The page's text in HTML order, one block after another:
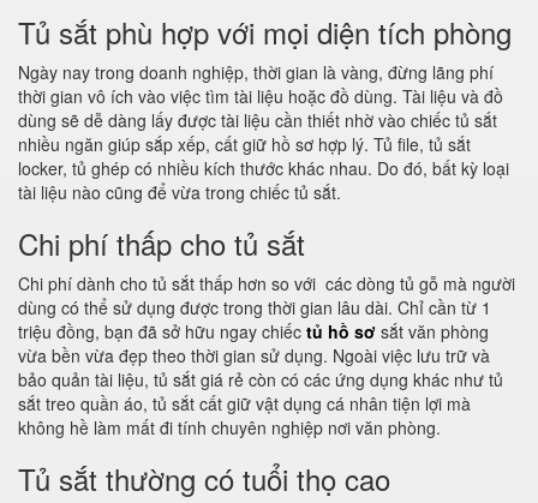
Tủ sắt phù hợp với mọi diện tích phòng
Ngày nay trong doanh nghiệp, thời gian là vàng, đừng lãng phí
thời gian vô ích vào việc tìm tài liệu hoặc đồ dùng. Tài liệu và đồ
dùng sẽ dễ dàng lấy được tài liệu cần thiết nhờ vào chiếc tủ sắt
nhiều ngăn giúp sắp xếp, cất giữ hồ sơ hợp lý. Tủ file, tủ sắt
locker, tủ ghép có nhiều kích thước khác nhau. Do đó, bất kỳ loại
tài liệu nào cũng để vừa trong chiếc tủ sắt.
Chi phí thấp cho tủ sắt
Chi phí dành cho tủ sắt thấp hơn so với các dòng tủ gỗ mà người
dùng có thể sử dụng được trong thời gian lâu dài. Chỉ cần từ 1
triệu đồng, bạn đã sở hữu ngay chiếc tủ hồ sơ sắt văn phòng
vừa bền vừa đẹp theo thời gian sử dụng. Ngoài việc lưu trữ và
bảo quản tài liệu, tủ sắt giá rẻ còn có các ứng dụng khác như tủ
sắt treo quần áo, tủ sắt cất giữ vật dụng cá nhân tiện lợi mà
không hề làm mất đi tính chuyên nghiệp nơi văn phòng.
Tủ sắt thường có tuổi thọ cao